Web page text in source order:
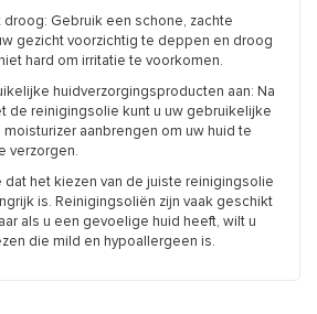
droog: Gebruik een schone, zachte
gezicht voorzichtig te deppen en droog
hard om irritatie te voorkomen.
huidverzorgingsproducten aan: Na
de reinigingsolie kunt u uw gebruikelijke
moisturizer aanbrengen om uw huid te
verzorgen.
dat het kiezen van de juiste reinigingsolie
is. Reinigingsoliën zijn vaak geschikt
als u een gevoelige huid heeft, wilt u
die mild en hypoallergeen is.